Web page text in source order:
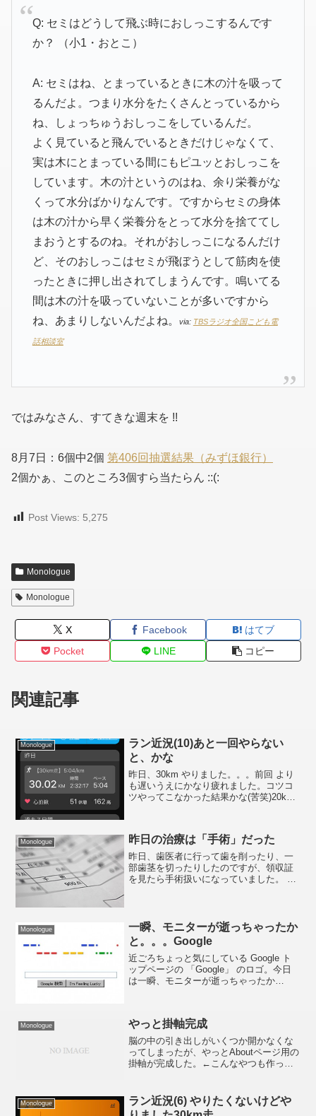
Q: セミはどうして飛ぶ時におしっこするんです
か？ （小1・おとこ）
A: セミはね、とまっているときに木の汁を吸って
るんだよ。つまり水分をたくさんとっているから
ね、しょっちゅうおしっこをしているんだ。
よく見ていると飛んでいるときだけじゃなくて、
実は木にとまっている間にもピユッとおしっこを
しています。木の汁というのはね、余り栄養がな
くって水分ばかりなんです。ですからセミの身体
は木の汁から早く栄養分をとって水分を捨ててし
まおうとするのね。それがおしっこになるんだけ
ど、そのおしっこはセミが飛ぼうとして筋肉を使
ったときに押し出されてしまうんです。鳴いてる
間は木の汁を吸っていないことが多いですから
ね、あまりしないんだよね。
via: TBSラジオ全国こども電
話相談室
ではみなさん、すてきな週末を !!
8月7日：6個中2個 第406回抽選結果（みずほ銀行）
2個かぁ、このところ3個すら当たらん ::(:
Post Views: 5,275
Monologue
Monologue
X Facebook
はてブ
Pocket
LINE コピー
関連記事
Monologue
ラン近況(10)あと一回やらない
と、かな
昨日、30km やりました。。。前回 より
も遅いうえにかなり疲れました。コツコ
ツやってこなかった結果かな(苦笑)20km
げて平均ペ...
Monologue 昨日の治療は「手術」だった
昨日、歯医者に行って歯を削ったり、一
部歯茎を切ったりしたのですが、領収証
を見たら手術扱いになっていました。 削
うね。歯茎を切ったか...
Monologue
一瞬、モニターが逝っちゃったか
と。。。Google
近ごろちょっと気にしている Google ト
ップページの 「Google」 のロゴ。今日
は一瞬、モニターが逝っちゃったか
ん、モールス符号だと 「Goog...
Monologue やっと掛軸完成
脳の中の引き出しがいくつか開かなくな
ってしまったが、やっとAboutページ用の
掛軸が完成した。←こんなやつも作って
ゃったな。当初は削除しようと思ってい
たけど、どうせだか...
Monologue
ラン近況(6) やりたくないけどや